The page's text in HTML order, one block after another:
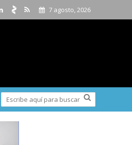
7 agosto, 2026